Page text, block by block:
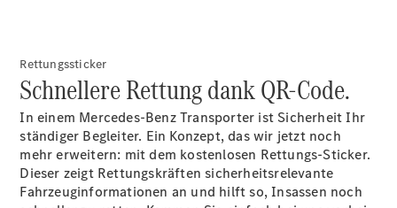
Reifen &
Kompletträder
Rettungssticker
Schnellere Rettung dank QR-Code.
In einem Mercedes-Benz Transporter ist Sicherheit Ihr
ständiger Begleiter. Ein Konzept, das wir jetzt noch
mehr erweitern: mit dem kostenlosen Rettungs-Sticker.
Dieser zeigt Rettungskräften sicherheitsrelevante
Fahrzeuginformationen an und hilft so, Insassen noch